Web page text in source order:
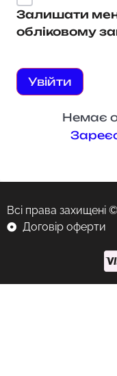
Залишати
обліковому
Увійти
Немає
Всі права захищені ©
Договір оферти